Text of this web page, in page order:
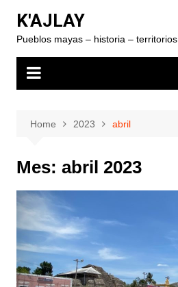
content
K'AJLAY
Pueblos mayas – historia – territorios
Home 2023 abril
Mes: abril 2023